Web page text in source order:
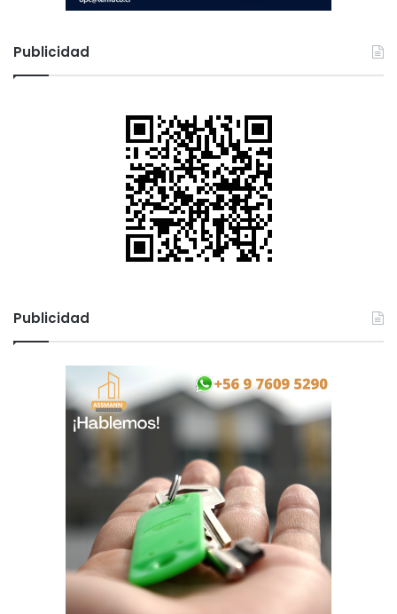
Publicidad
Publicidad